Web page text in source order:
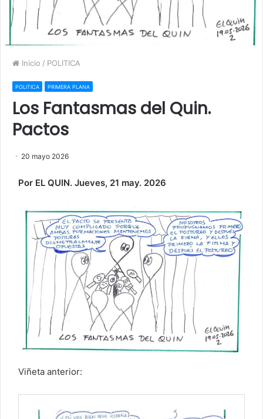
Inicio / POLITICA
POLITICA PRIMERA PLANA
Los Fantasmas del Quin.
Pactos
20 mayo 2026
Por EL QUIN. Jueves, 21 may. 2026
Viñeta anterior: